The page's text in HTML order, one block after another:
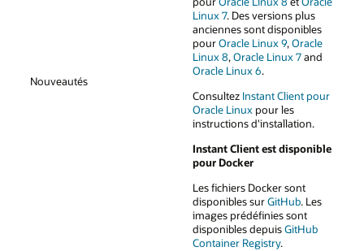
Nouveautés
Linux 7. Des versions plus
anciennes sont disponibles
pourOracle Linux 9,Oracle
Linux 8,Oracle Linux 7and
Oracle Linux 6.
Consultez Instant Client pour
Oracle Linuxpour les
instructions d'installation.
Instant Client est disponible
pour Docker
Les fichiers Docker sont
disponibles surGitHub. Les
images prédéfinies sont
disponibles depuisGitHub
Container Registry.